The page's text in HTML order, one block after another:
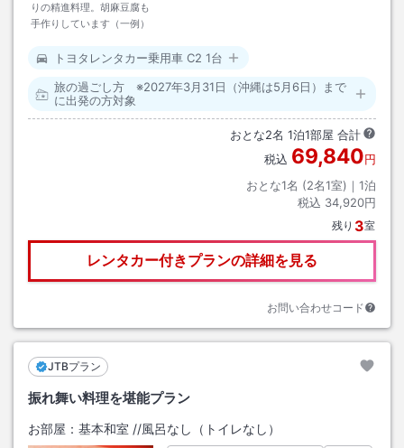
りの精進料理。胡麻豆腐も
手作りしています（一例）
トヨタレンタカー乗用車 C2 1台
旅の過ごし方 ※2027年3月31日（沖縄は5月6日）まで
に出発の方対象
おとな2名 1泊1部屋 合計
税込 69,840円
おとな1名 (2名1室)｜ 1泊
税込 34,920円
残り 3室
レンタカー付きプランの詳細を見る
お問い合わせコード
JTBプラン
振れ舞い料理を堪能プラン
お部屋： 基本和室 //風呂なし（トイレなし）